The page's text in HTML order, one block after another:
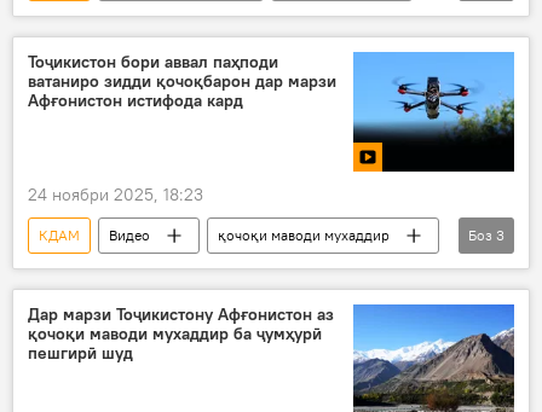
Амният ва мудофиа
марз Толибон
Тоҷикистон бори аввал паҳподи
ватаниро зидди қочоқбарон дар марзи
Афғонистон истифода кард
24 ноябри 2025, 18:23
КДАМ Видео
қочоқи маводи мухаддир
Афғонистон
паҳпод марз
Боз 3
Дар марзи Тоҷикистону Афғонистон аз
қочоқи маводи мухаддир ба ҷумҳурӣ
пешгирӣ шуд